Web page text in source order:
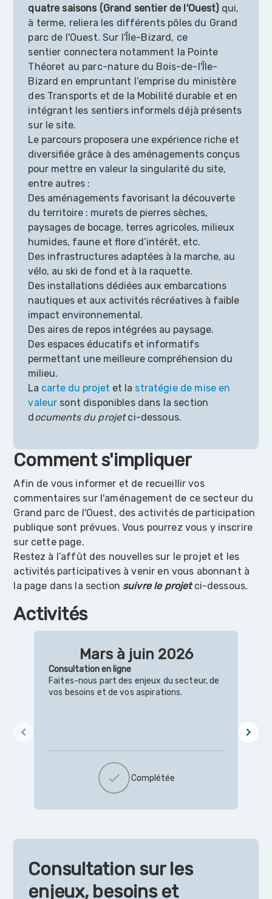
quatre saisons (Grand sentier de l'Ouest)qui,
à terme, reliera les différents pôles du Grand
parc de l'Ouest. Sur l'Île-Bizard, ce
sentier connectera notamment la Pointe
Théoret au parc-nature du Bois-de-l'Île-
Bizard en empruntant l’emprise du ministère
des Transports et de la Mobilité durable et en
intégrant les sentiers informels déjà présents
sur le site.
Le parcours proposera une expérience riche et
diversifiée grâce à des aménagements conçus
pour mettre en valeur la singularité du site,
entre autres :
Des aménagements favorisant la découverte
du territoire : murets de pierres sèches,
paysages de bocage, terres agricoles, milieux
humides, faune et flore d’intérêt, etc.
Des infrastructures adaptées à la marche, au
vélo, au ski de fond et à la raquette.
Des installations dédiées aux embarcations
nautiques et aux activités récréatives à faible
impact environnemental.
Des aires de repos intégrées au paysage.
Des espaces éducatifs et informatifs
permettant une meilleure compréhension du
milieu.
La carte du projet et la stratégie de mise en
valeur sont disponibles dans la section
documents du projetci-dessous.
Comment s'impliquer
Afin de vous informer et de recueillir vos
commentaires sur l'aménagement de ce secteur du
Grand parc de l'Ouest, des activités de participation
publique sont prévues. Vous pourrez vous y inscrire
sur cette page.
Restez à l’affût des nouvelles sur le projet et les
activités participatives à venir en vous abonnant à
la page dans la section suivre le projetci-dessous.
Activités
chevron_left
Mars à juin 2026
Consultation en ligne
Faites-nous part des enjeux du secteur, de
vos besoins et de vos aspirations.
check Complétée
chevron_right
Consultation sur les
enjeux, besoins et